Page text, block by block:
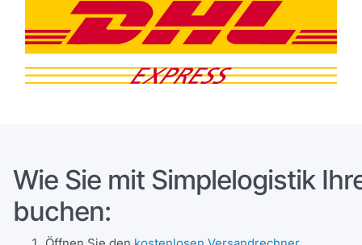
Wie Sie mit Simplelogistik
buchen: